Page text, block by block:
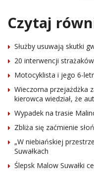
Czytaj
Służby usuwają skutki
20 interwencji
Motocyklista i jego 6-
Wieczorna przejażdżka
kierowca wiedział, że
Wypadek na trasie
Zbliża się zaćmienie
„W niebiańskiej
Suwałkach
Ślepsk Malow Suwałki